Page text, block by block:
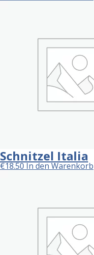
Schnitzel Italia
€18.50In den Warenkorb